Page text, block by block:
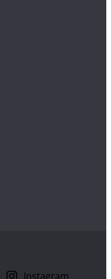
Instagram